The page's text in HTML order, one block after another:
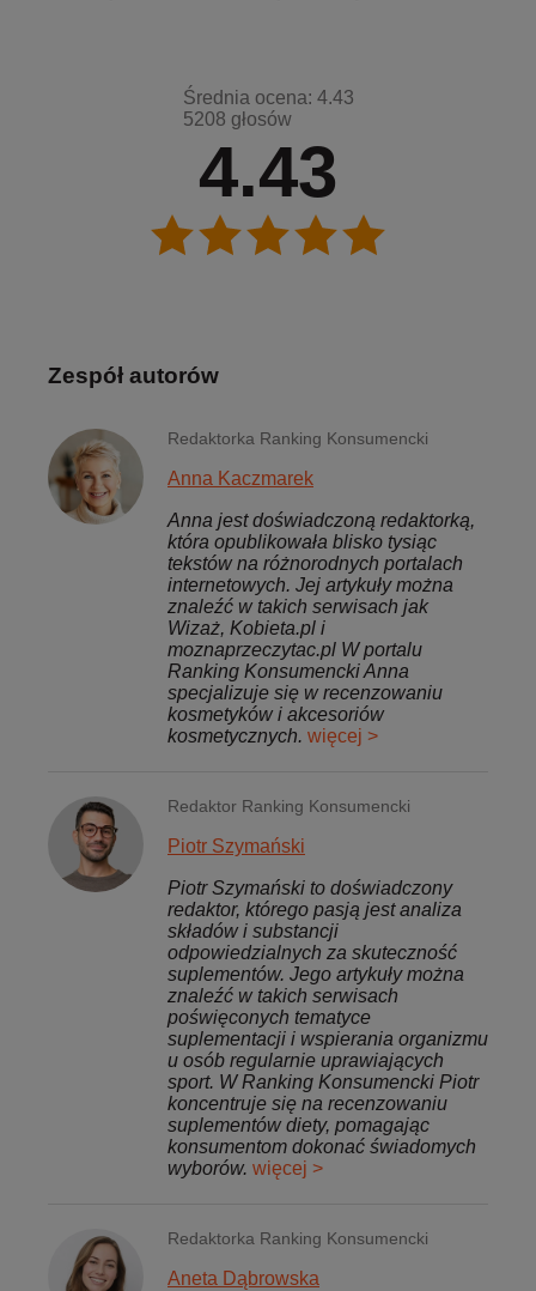
4.43
Średnia ocena: 4.43
5208 głosów
Zespół autorów
Redaktorka Ranking Konsumencki
Anna Kaczmarek
Anna jest doświadczoną redaktorką,
która opublikowała blisko tysiąc
tekstów na różnorodnych portalach
internetowych. Jej artykuły można
znaleźć w takich serwisach jak
Wizaż, Kobieta.pl i
moznaprzeczytac.pl W portalu
Ranking Konsumencki Anna
specjalizuje się w recenzowaniu
kosmetyków i akcesoriów
kosmetycznych. więcej >
Redaktor Ranking Konsumencki
Piotr Szymański
Piotr Szymański to doświadczony
redaktor, którego pasją jest analiza
składów i substancji
odpowiedzialnych za skuteczność
suplementów. Jego artykuły można
znaleźć w takich serwisach
poświęconych tematyce
suplementacji i wspierania organizmu
u osób regularnie uprawiających
sport. W Ranking Konsumencki Piotr
koncentruje się na recenzowaniu
suplementów diety, pomagając
konsumentom dokonać świadomych
wyborów. więcej >
Redaktorka Ranking Konsumencki
Aneta Dąbrowska